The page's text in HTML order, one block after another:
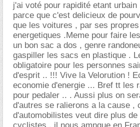
j'ai voté pour rapidité etant
parce que c'est delicieux de
que les voitures , par ses
energetiques .Meme pour faire
un bon sac a dos , genre
gaspiller les sacs en plastique .
obligatoire pour les personnes
d'esprit .. !!! Vive la Velorution !
economie d'energie ... Bref tt les
pour pedaler .. . Aussi plus on
d'autres se ralierons a la cause ,
d'automobilistes veut dire plus